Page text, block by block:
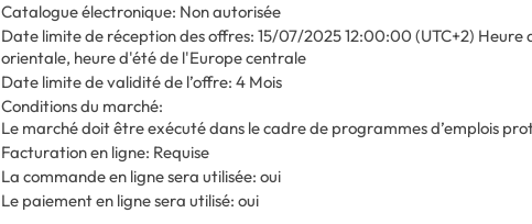
Catalogue électronique: Non autorisée
Date limite de réception des offres: 15/07/202512:00:00 (UTC+2) Heure
orientale, heure d'été de l'Europe centrale
Date limite de validité de l’offre: 4 Mois
Conditions du marché:
Le marché doit être exécuté dans le cadre de programmes d’emplois
Facturation en ligne: Requise
La commande en ligne sera utilisée: oui
Le paiement en ligne sera utilisé: oui